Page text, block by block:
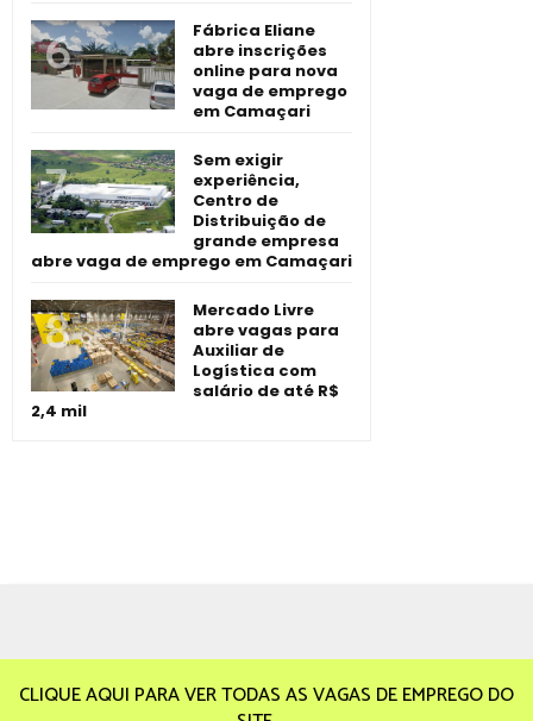
Fábrica Eliane
abre inscrições
online para nova
vaga de emprego
em Camaçari
Sem exigir
experiência,
Centro de
Distribuição de
grande empresa
abre vaga de emprego em Camaçari
Mercado Livre
abre vagas para
Auxiliar de
Logística com
salário de até R$
2,4 mil
CLIQUE AQUI PARA VER TODAS AS VAGAS DE EMPREGO DO